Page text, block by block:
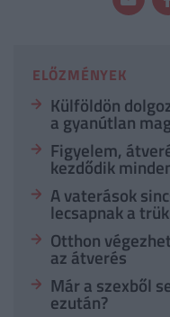
ELŐZMÉNYEK
Külföldön
a gyanútlan
Figyelem,
kezdődik
A vaterások
lecsapnak a
Otthon
az átverés
Már a szexből
ezután?